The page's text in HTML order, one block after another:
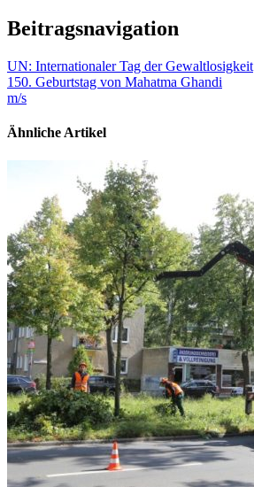
Beitragsnavigation
UN: Internationaler Tag der Gewaltlosigkeit
150. Geburtstag von Mahatma Ghandi
m/s
Ähnliche Artikel